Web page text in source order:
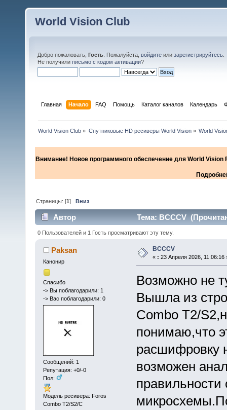
World Vision Club
Добро пожаловать, Гость . Пожалуйста, войдите или зарегистрируйтесь
Не получили письмо с кодом активации?
Главная Начало FAQ Помощь Каталог каналов Календарь
World Vision Club » Спутниковые HD ресиверы World Vision» World
Внимание! Новое программного обеспечение для World
Страницы: [1]Вниз
Автор Тема: BCCCV
0 Пользователей и 1 Гость просматривают эту тему.
Paksan
Канонир
Спасибо
-> Вы поблагодарили: 1
-> Вас поблагодарили: 0
Сообщений: 1
Репутация: +0/-0
Пол:
Модель ресивера: Foros
Combo T2/S2/C
BCCCV
« : 23 Апреля 2026, 11:06:16
Возможно не
Вышла из
Combo T2/
понимаю,что
расшифровку
возможен
правильности